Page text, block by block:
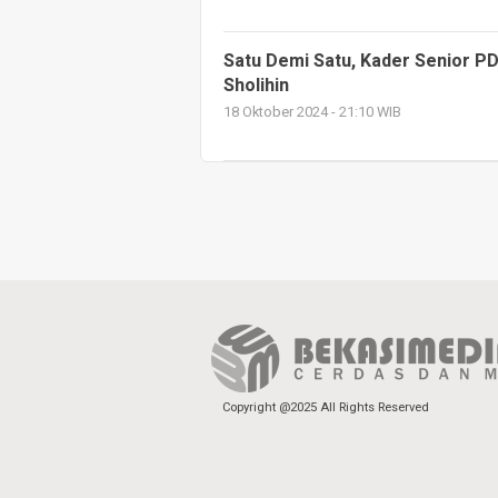
Satu Demi Satu, Kader Senior
Sholihin
18 Oktober 2024 - 21:10 WIB
Copyright @2025 All Rights Reserved